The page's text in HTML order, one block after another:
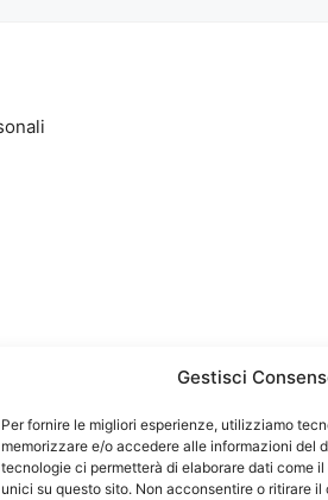
Gestisci
Per fornire le migliori esperienze, utilizziamo
memorizzare e/o accedere alle informazioni del
tecnologie ci permetterà di elaborare dati come
unici su questo sito. Non acconsentire o ritirare